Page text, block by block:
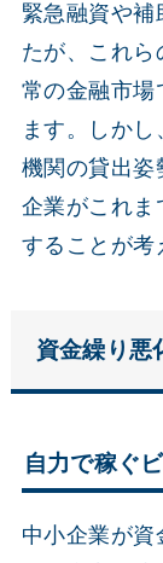
緊急融資や補
たが、これら
常の金融市場
ます。しか
機関の貸出姿
企業がこれま
することが考
資金繰り悪
自力で稼ぐ
中小企業が資